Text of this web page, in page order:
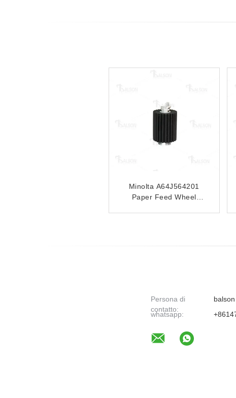
Minolta
A143PP5200/9J07330102/
Persona di
contatto:
balson
whatsapp: